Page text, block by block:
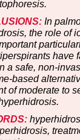
In
the role of
have
a safe, non-
based
of moderate to